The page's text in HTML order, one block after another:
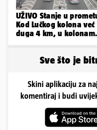
UŽIVO Stanje u
Kod Lučkog kolona već
duga 4 km, u
Sve što je
Skini aplikaciju za
komentiraj i budi